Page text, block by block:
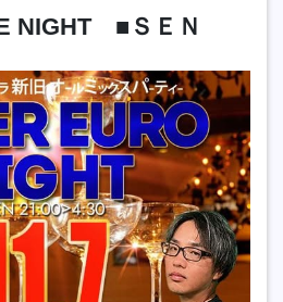
NIGHT ■ＳＥＮ